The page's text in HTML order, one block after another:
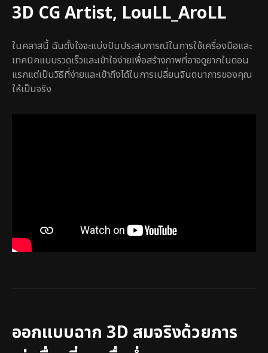
3D CG Artist, LouLL_AroLL
ในคลาสนี้ ฉันตั้งใจจะแบ่งปันประสบการณ์ในการใช้เครื่องมือและ
เทคนิคแบบรวดเร็วและเข้าใจง่ายเพื่อสร้างภาพที่อาจดูยากในตอน
แรกแต่เป็นวิธีที่ง่ายและเข้าถึงได้ในการเปลี่ยนจินตนาการของคุณ
ให้เป็นจริง
ออกแบบฉาก 3D สมจริงด้วยการ